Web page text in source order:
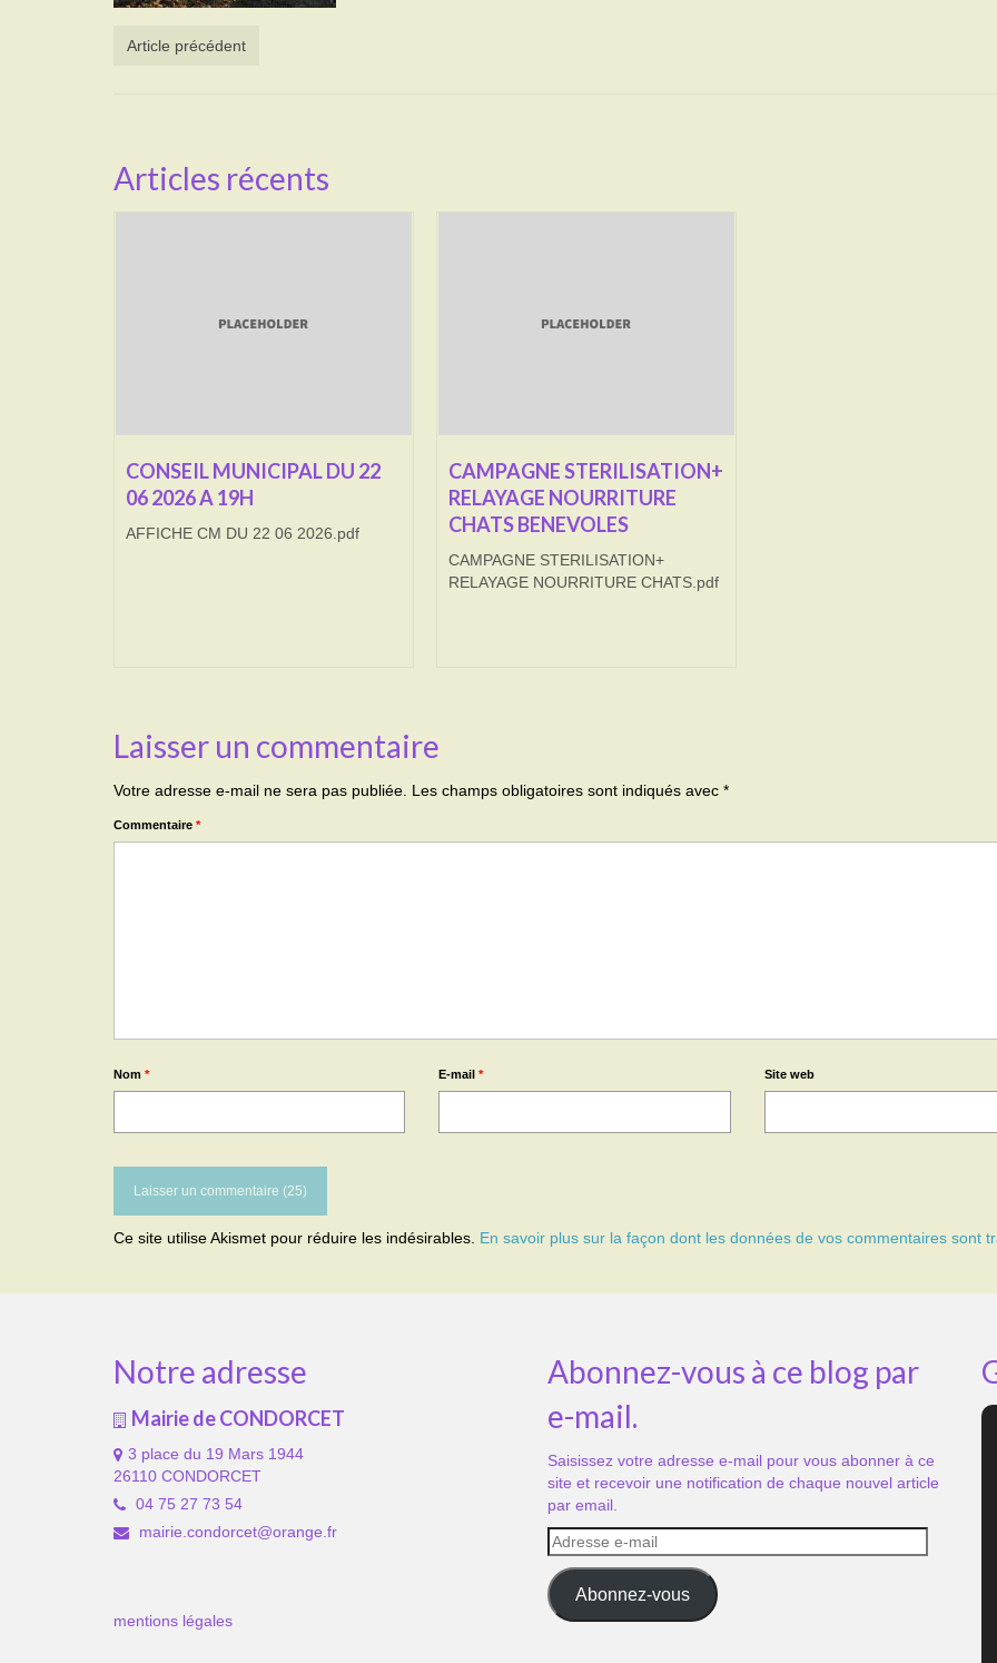
Article précédent
Articles récents
CONSEIL MUNICIPAL DU 22
06 2026 A 19H
AFFICHE CM DU 22 06 2026.pdf
CAMPAGNE STERILISATION+
RELAYAGE NOURRITURE
CHATS BENEVOLES
CAMPAGNE STERILISATION+
RELAYAGE NOURRITURE CHATS.pdf
Laisser un commentaire
Votre adresse e-mail ne sera pas publiée. Les champs obligatoires sont indiqués avec *
Commentaire *
Nom * E-mail* Site web
Ce site utilise Akismet pour réduire les indésirables. En savoir plus sur la façon dont les données de vos commentaires sont
Notre adresse
Mairie de CONDORCET
3 place du 19 Mars 1944
26110 CONDORCET
04 75 27 73 54
mairie.condorcet@orange.fr
mentions légales
Abonnez-vous à ce blog par
e-mail.
Saisissez votre adresse e-mail pour vous abonner à ce
site et recevoir une notification de chaque nouvel article
par email.
Adresse
e-
mail
Abonnez-vous